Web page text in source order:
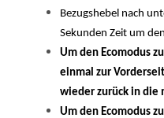
Bezugshebel nach
Sekunden Zeit um
Um den Ecomodus
einmal zur
wieder zurück in die
Um den Ecomodus